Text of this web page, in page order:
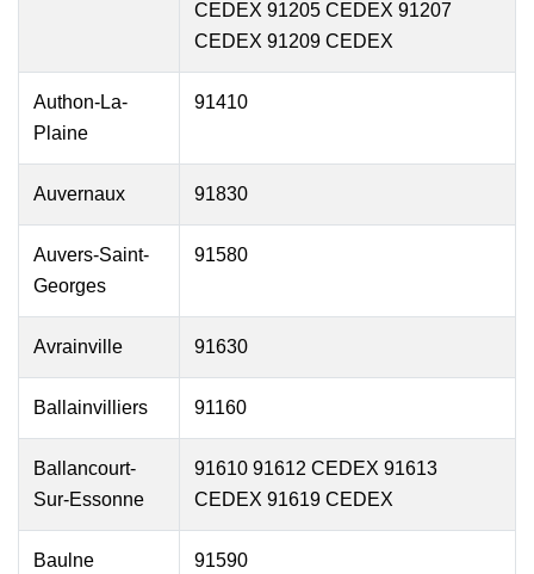
CEDEX 91205 CEDEX 91207
CEDEX 91209 CEDEX
Authon-La-
Plaine
91410
Auvernaux 91830
Auvers-Saint-
Georges
91580
Avrainville 91630
Ballainvilliers 91160
Ballancourt-
Sur-Essonne
91610 91612 CEDEX 91613
CEDEX 91619 CEDEX
Baulne 91590